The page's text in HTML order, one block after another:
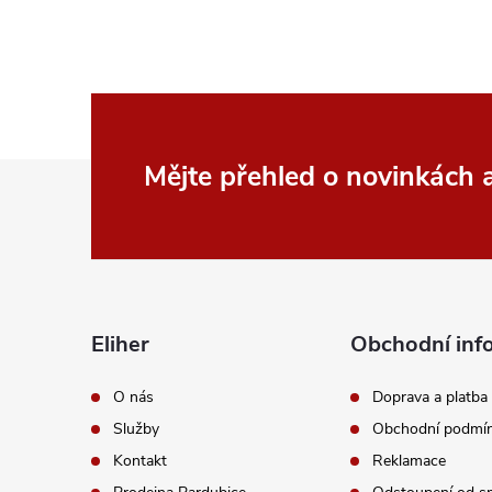
Mějte přehled o novinkách
Eliher
O nás
Služby
Kontakt
Obchodní
Doprava a platba
Obchodní
Reklamace